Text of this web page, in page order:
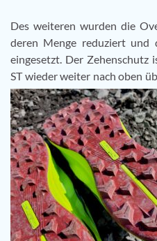
Des weiteren wurden die
deren Menge reduziert und
eingesetzt. Der Zehenschutz
ST wieder weiter nach oben